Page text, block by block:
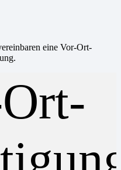
eine Vor-Ort-